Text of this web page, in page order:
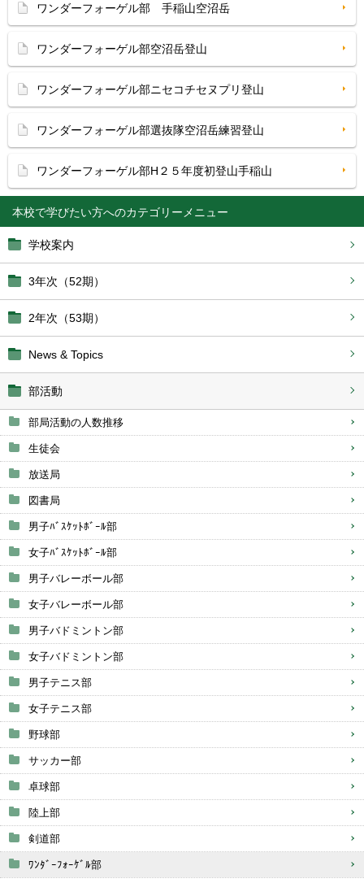
本校で学びたい方へ
学校案内
3年次（52期）
2年次（53期）
News & Topics
部活動
部局活動の人数推移
生徒会
放送局
図書局
男子ﾊﾞｽｹｯﾄﾎﾞｰﾙ部
女子ﾊﾞｽｹｯﾄﾎﾞｰﾙ部
男子バレーボール部
女子バレーボール部
男子バドミントン部
女子バドミントン部
男子テニス部
女子テニス部
野球部
サッカー部
卓球部
陸上部
剣道部
ﾜﾝﾀﾞｰﾌｫｰｹﾞﾙ部
ワンダーフォーゲル部 手稲山空沼岳
ワンダーフォーゲル部空沼岳登山
ワンダーフォーゲル部ニセコチセヌプリ登山
ワンダーフォーゲル部選抜隊空沼岳練習登山
ワンダーフォーゲル部H２５年度初登山手稲山